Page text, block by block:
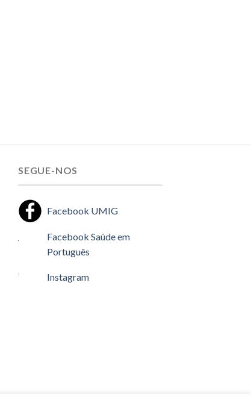
SEGUE-NOS
Facebook UMIG
Facebook Saúde em
Português
Instagram